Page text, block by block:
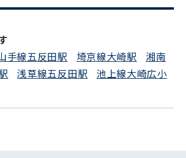
フォームでお問い合わせ
手線五反田駅 埼京線大崎駅
湘南
浅草線五反田駅
池上線大崎広小